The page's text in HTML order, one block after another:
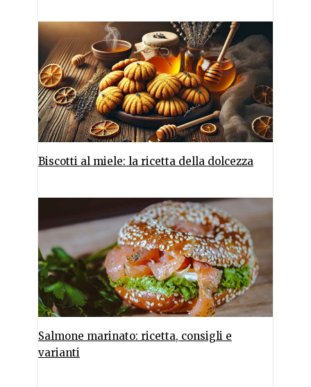
Biscotti al miele: la ricetta della dolcezza
Salmone marinato: ricetta, consigli e
varianti